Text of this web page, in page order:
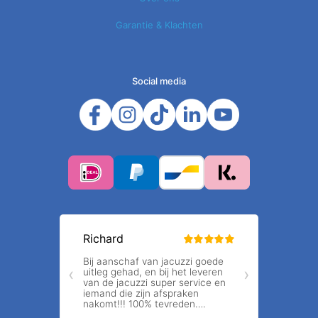
Garantie & Klachten
Social media